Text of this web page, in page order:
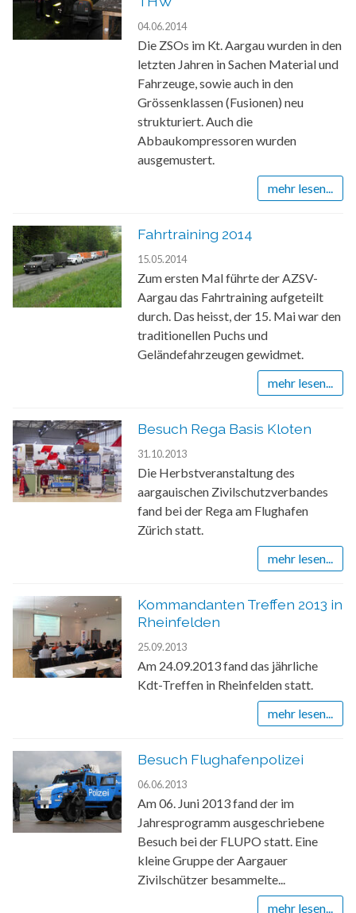
04.06.2014
Die ZSOs im Kt. Aargau wurden in den
letzten Jahren in Sachen Material und
Fahrzeuge, sowie auch in den
Grössenklassen (Fusionen) neu
strukturiert. Auch die
Abbaukompressoren wurden
ausgemustert.
mehr lesen...
Fahrtraining 2014
15.05.2014
Zum ersten Mal führte der AZSV-
Aargau das Fahrtraining aufgeteilt
durch. Das heisst, der 15. Mai war den
traditionellen Puchs und
Geländefahrzeugen gewidmet.
mehr lesen...
Besuch Rega Basis Kloten
31.10.2013
Die Herbstveranstaltung des
aargauischen Zivilschutzverbandes
fand bei der Rega am Flughafen
Zürich statt.
mehr lesen...
Kommandanten Treffen 2013 in
Rheinfelden
25.09.2013
Am 24.09.2013 fand das jährliche
Kdt-Treffen in Rheinfelden statt.
mehr lesen...
Besuch Flughafenpolizei
06.06.2013
Am 06. Juni 2013 fand der im
Jahresprogramm ausgeschriebene
Besuch bei der FLUPO statt. Eine
kleine Gruppe der Aargauer
Zivilschützer besammelte...
mehr lesen...